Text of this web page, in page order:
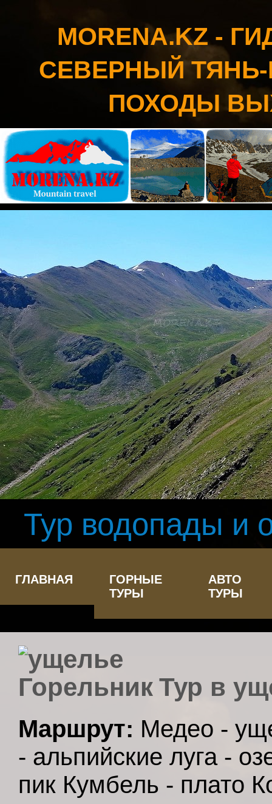
MORENA.KZ -
СЕВЕРНЫЙ
ПОХОДЫ
Тур водопады и
ГЛАВНАЯ
ГОРНЫЕ
ТУРЫ
АВТО
ТУРЫ
Тур в
Маршрут: Медео -
- альпийские луга -
пик Кумбель - плато